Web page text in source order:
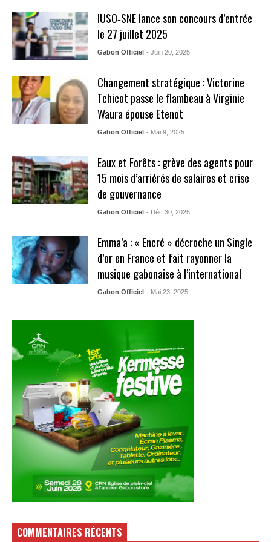
IUSO‑SNE lance son concours d’entrée
le 27 juillet 2025
Gabon Officiel - Juin 20, 2025
Changement stratégique : Victorine
Tchicot passe le flambeau à Virginie
Waura épouse Etenot
Gabon Officiel - Mai 9, 2025
Eaux et Forêts : grève des agents pour
15 mois d’arriérés de salaires et crise
de gouvernance
Gabon Officiel - Déc 30, 2025
Emma’a : « Encré » décroche un Single
d’or en France et fait rayonner la
musique gabonaise à l’international
Gabon Officiel - Mai 23, 2025
COMMENTAIRES RÉCENTS